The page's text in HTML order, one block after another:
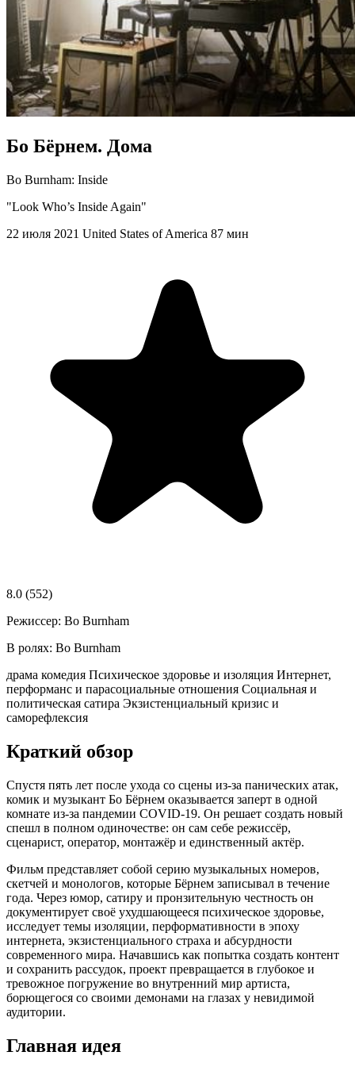
Бо Бёрнем. Дома
Bo Burnham: Inside
"Look Who’s Inside Again"
22 июля 2021 United States of America 87 мин
8.0 (552)
Режиссер: Bo Burnham
В ролях: Bo Burnham
драма комедия Психическое здоровье и изоляция Интернет,
перформанс и парасоциальные отношения Социальная и
политическая сатира Экзистенциальный кризис и
саморефлексия
Краткий обзор
Спустя пять лет после ухода со сцены из-за панических атак,
комик и музыкант Бо Бёрнем оказывается заперт в одной
комнате из-за пандемии COVID-19. Он решает создать новый
спешл в полном одиночестве: он сам себе режиссёр,
сценарист, оператор, монтажёр и единственный актёр.
Фильм представляет собой серию музыкальных номеров,
скетчей и монологов, которые Бёрнем записывал в течение
года. Через юмор, сатиру и пронзительную честность он
документирует своё ухудшающееся психическое здоровье,
исследует темы изоляции, перформативности в эпоху
интернета, экзистенциального страха и абсурдности
современного мира. Начавшись как попытка создать контент
и сохранить рассудок, проект превращается в глубокое и
тревожное погружение во внутренний мир артиста,
борющегося со своими демонами на глазах у невидимой
аудитории.
Главная идея